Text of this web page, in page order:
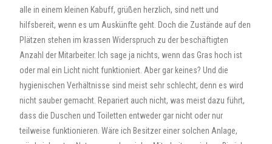
alle in einem kleinen Kabuff, grüßen herzlich, sind nett und
hilfsbereit, wenn es um Auskünfte geht. Doch die Zustände auf den
Plätzen stehen im krassen Widerspruch zu der beschäftigten
Anzahl der Mitarbeiter. Ich sage ja nichts, wenn das Gras hoch ist
oder mal ein Licht nicht funktioniert. Aber gar keines? Und die
hygienischen Verhältnisse sind meist sehr schlecht, denn es wird
nicht sauber gemacht. Repariert auch nicht, was meist dazu führt,
dass die Duschen und Toiletten entweder gar nicht oder nur
teilweise funktionieren. Wäre ich Besitzer einer solchen Anlage,